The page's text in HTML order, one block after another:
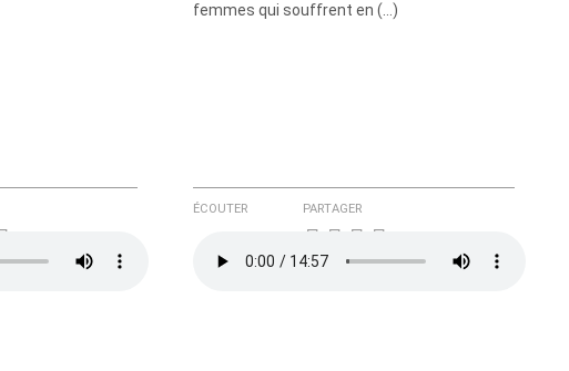
femmes qui souffrent en (…)
ÉCOUTER PARTAGER